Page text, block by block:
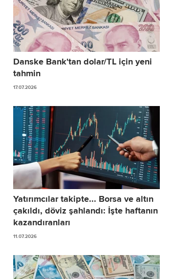
Danske Bank'tan dolar/TL için yeni
tahmin
17.07.2026
Yatırımcılar takipte... Borsa ve altın
çakıldı, döviz şahlandı: İşte haftanın
kazandıranları
11.07.2026